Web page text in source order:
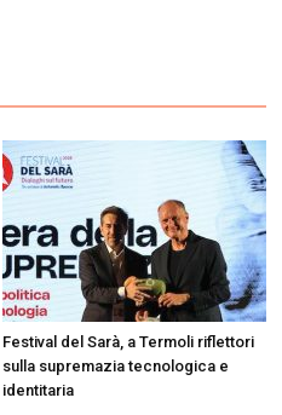
Festival del Sarà, a Termoli riflettori
sulla supremazia tecnologica e
identitaria